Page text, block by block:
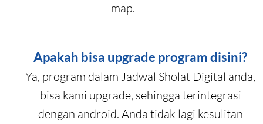
map.
Apakah bisa upgrade program disini?
Ya, program dalam Jadwal Sholat Digital anda,
bisa kami upgrade, sehingga terintegrasi
dengan android. Anda tidak lagi kesulitan